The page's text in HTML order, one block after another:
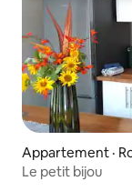
Appartement ·
Le petit bijou